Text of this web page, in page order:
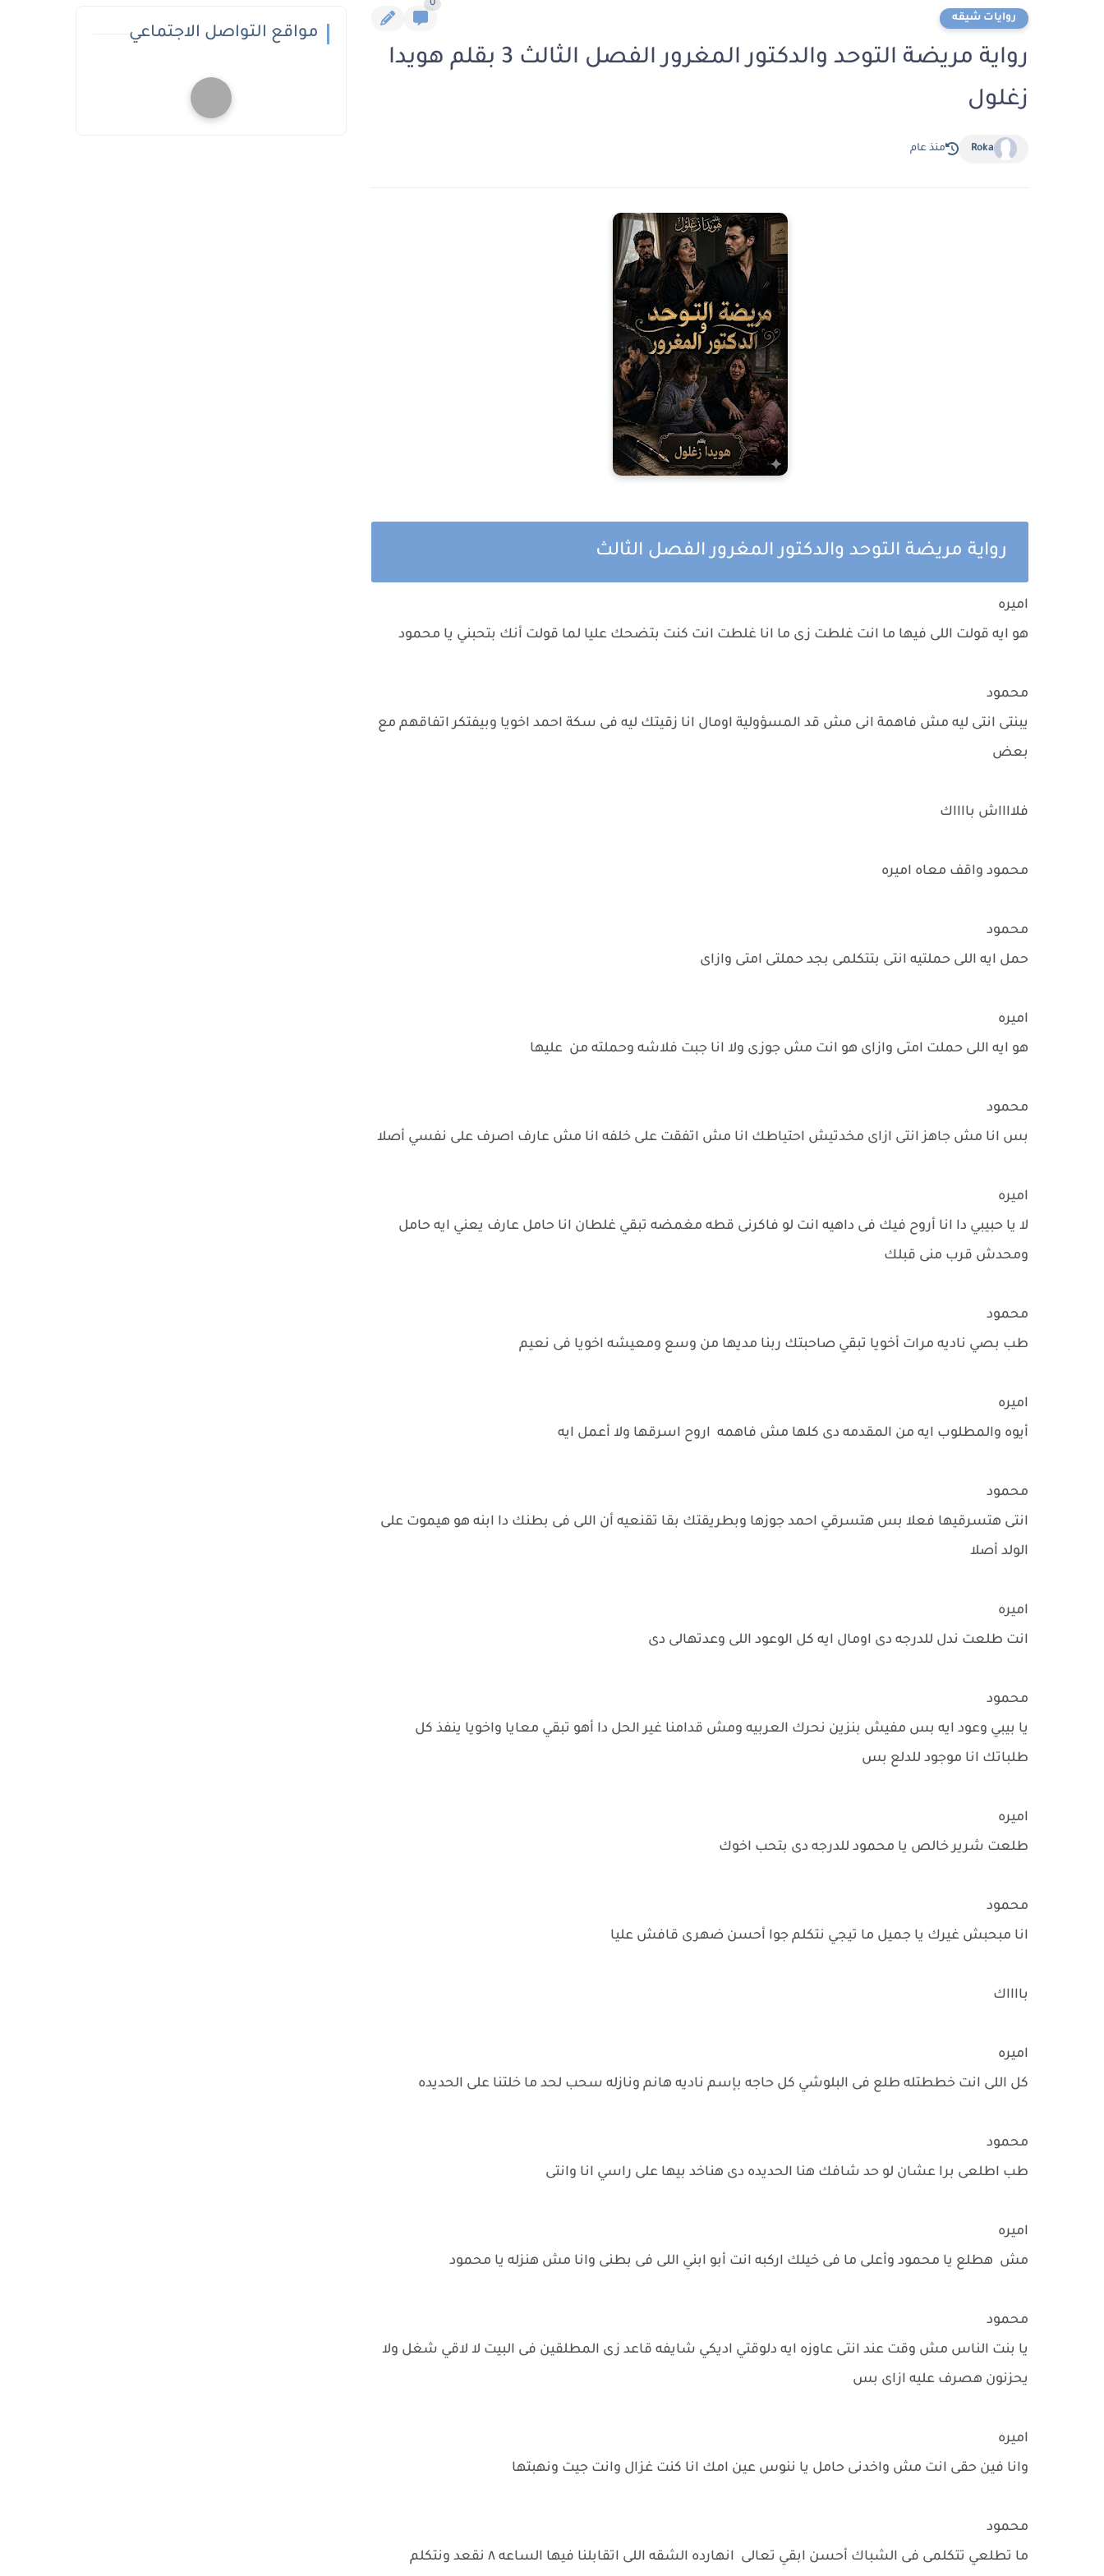
روايات شيقه
0
رواية مريضة التوحد والدكتور المغرور الفصل الثالث 3 بقلم هويدا
زغلول
Roka منذ عام
رواية مريضة التوحد والدكتور المغرور الفصل الثالث
اميره
هو ايه قولت اللى فيها ما انت غلطت زى ما انا غلطت انت كنت بتضحك عليا لما قولت أنك بتحبني يا محمود
محمود
يبنتى انتى ليه مش فاهمة انى مش قد المسؤولية اومال انا زقيتك ليه فى سكة احمد اخويا وبيفتكر اتفاقهم مع
بعض
فلااااش بااااك
محمود واقف معاه اميره
محمود
حمل ايه اللى حملتيه انتى بتتكلمى بجد حملتى امتى وازاى
اميره
هو ايه اللى حملت امتى وازاى هو انت مش جوزى ولا انا جبت فلاشه وحملته من عليها
محمود
بس انا مش جاهز انتى ازاى مخدتيش احتياطك انا مش اتفقت على خلفه انا مش عارف اصرف على نفسي أصلا
اميره
لا يا حبيبي دا انا أروح فيك فى داهيه انت لو فاكرنى قطه مغمضه تبقي غلطان انا حامل عارف يعني ايه حامل
ومحدش قرب منى قبلك
محمود
طب بصي ناديه مرات أخويا تبقي صاحبتك ربنا مديها من وسع ومعيشه اخويا فى نعيم
اميره
أيوه والمطلوب ايه من المقدمه دى كلها مش فاهمه اروح اسرقها ولا أعمل ايه
محمود
انتى هتسرقيها فعلا بس هتسرقي احمد جوزها وبطريقتك بقا تقنعيه أن اللى فى بطنك دا ابنه هو هيموت على
الولد أصلا
اميره
انت طلعت ندل للدرجه دى اومال ايه كل الوعود اللى وعدتهالى دى
محمود
يا بيبي وعود ايه بس مفيش بنزين نحرك العربيه ومش قدامنا غير الحل دا أهو تبقي معايا واخويا ينفذ كل
طلباتك انا موجود للدلع بس
اميره
طلعت شرير خالص يا محمود للدرجه دى بتحب اخوك
محمود
انا مبحبش غيرك يا جميل ما تيجي نتكلم جوا أحسن ضهرى قافش عليا
بااااك
اميره
كل اللى انت خططتله طلع فى البلوشي كل حاجه بإسم ناديه هانم ونازله سحب لحد ما خلتنا على الحديده
محمود
طب اطلعى برا عشان لو حد شافك هنا الحديده دى هناخد بيها على راسي انا وانتى
اميره
مش هطلع يا محمود وأعلى ما فى خيلك اركبه انت أبو ابني اللى فى بطنى وانا مش هنزله يا محمود
محمود
يا بنت الناس مش وقت عند انتى عاوزه ايه دلوقتي اديكي شايفه قاعد زى المطلقين فى البيت لا لاقي شغل ولا
يحزنون هصرف عليه ازاى بس
اميره
وانا فين حقى انت مش واخدنى حامل يا ننوس عين امك انا كنت غزال وانت جيت ونهبتها
محمود
ما تطلعي تتكلمى فى الشباك أحسن ابقي تعالى انهارده الشقه اللى اتقابلنا فيها الساعه ٨ نقعد ونتكلم
مواقع التواصل الاجتماعي